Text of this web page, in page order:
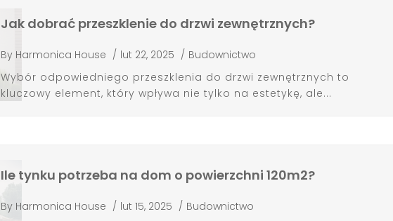
Jak dobrać przeszklenie do drzwi zewnętrznych?
By Harmonica House / lut 22, 2025 / Budownictwo
Wybór odpowiedniego przeszklenia do drzwi zewnętrznych to
kluczowy element, który wpływa nie tylko na estetykę, ale...
Ile tynku potrzeba na dom o powierzchni 120m2?
By Harmonica House / lut 15, 2025 / Budownictwo